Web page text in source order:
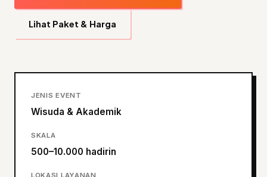
Lihat Paket & Harga
JENIS EVENT
Wisuda & Akademik
SKALA
500–10.000 hadirin
LOKASI LAYANAN